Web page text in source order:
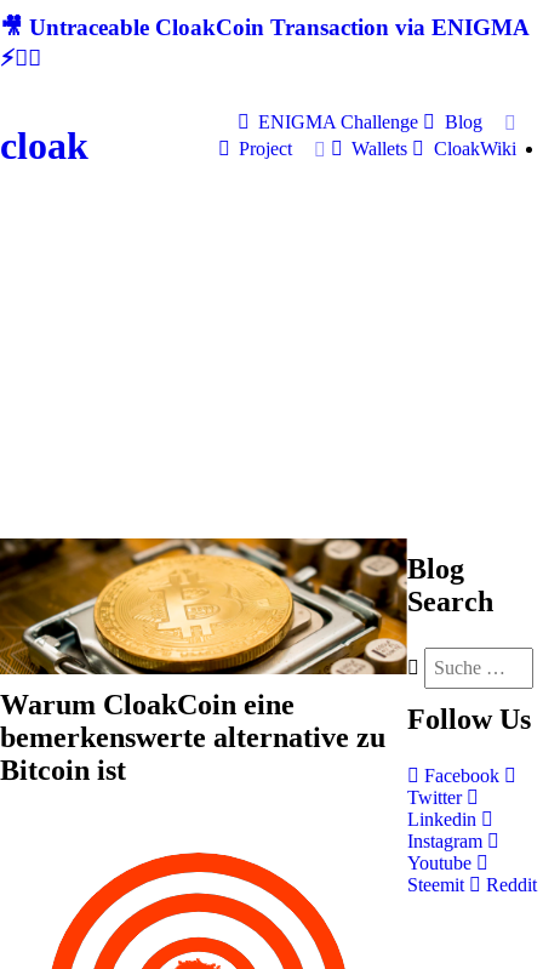
🎥 Untraceable CloakCoin Transaction via ENIGMA
⚡🕵‍♂
cloak
ENIGMA Challenge
Blog
Project
Wallets CloakWiki
Warum CloakCoin eine
bemerkenswerte alternative zu
Bitcoin ist
Blog
Search
Follow Us
Facebook
Twitter
Linkedin
Instagram
Youtube
Steemit
Reddit